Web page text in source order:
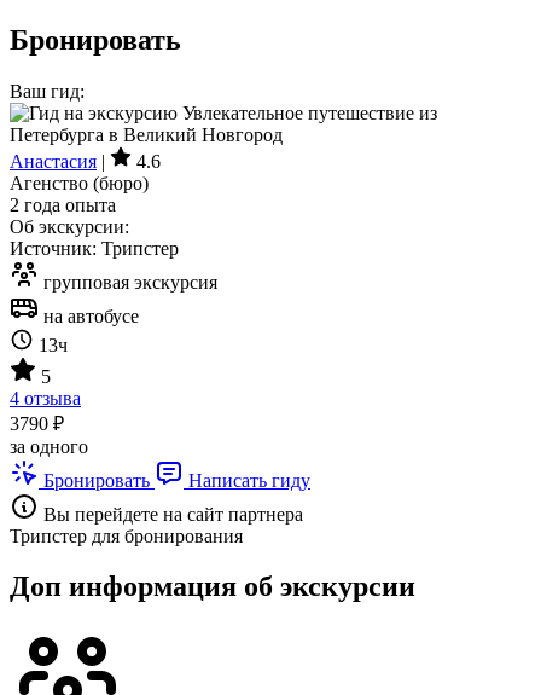
Бронировать
Ваш гид:
Анастасия |
4.6
Агенство (бюро)
2 года опыта
Об экскурсии:
Источник: Трипстер
групповая экскурсия
на автобусе
13ч
5
4 отзыва
3790 ₽
за одного
Бронировать
Написать гиду
Вы перейдете на сайт партнера
Трипстер для бронирования
Доп информация об экскурсии